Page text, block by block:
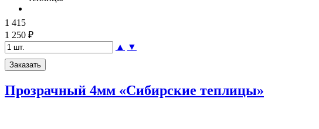
1 415
1 250 ₽
▲
▼
Прозрачный 4мм «Сибирские теплицы»